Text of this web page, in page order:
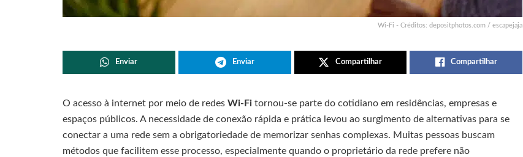
Wi-Fi - Créditos: depositphotos.com / escapejaja
Enviar Enviar Compartilhar Compartilhar
O acesso à internet por meio de redes Wi-Fi tornou-se parte do cotidiano em residências, empresas e
espaços públicos. A necessidade de conexão rápida e prática levou ao surgimento de alternativas para se
conectar a uma rede sem a obrigatoriedade de memorizar senhas complexas. Muitas pessoas buscam
métodos que facilitem esse processo, especialmente quando o proprietário da rede prefere não